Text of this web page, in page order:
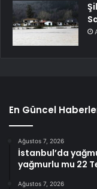
En Güncel
Ağustos 7, 2026
İstanbul’da
yağmurlu mu 22
Ağustos 7, 2026